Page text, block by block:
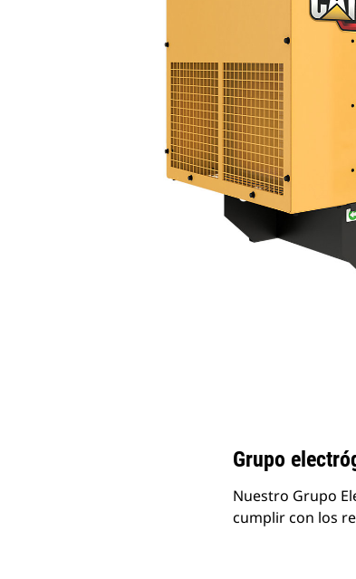
Grupo
Nuestro Grupo
cumplir con los